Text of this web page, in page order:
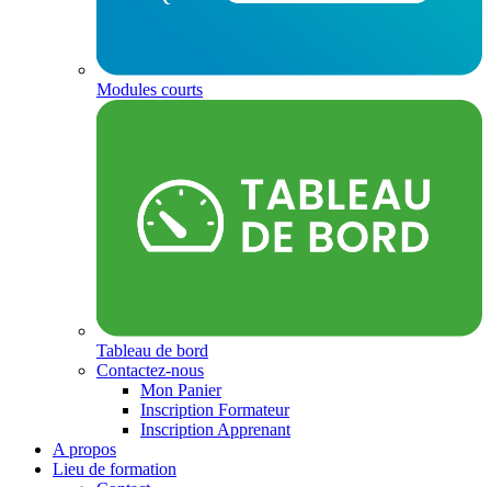
Modules courts
Tableau de bord
Contactez-nous
Mon Panier
Inscription Formateur
Inscription Apprenant
A propos
Lieu de formation